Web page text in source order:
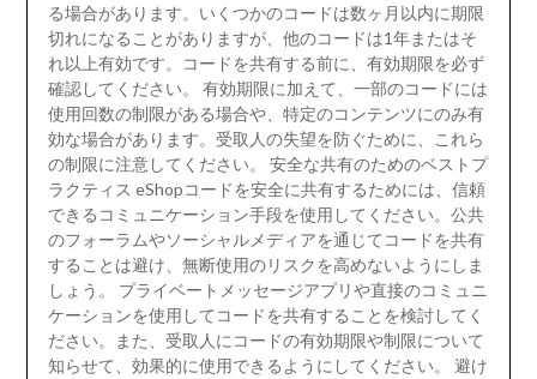
る場合があります。いくつかのコードは数ヶ月以内に期限
切れになることがありますが、他のコードは1年またはそ
れ以上有効です。コードを共有する前に、有効期限を必ず
確認してください。 有効期限に加えて、一部のコードには
使用回数の制限がある場合や、特定のコンテンツにのみ有
効な場合があります。受取人の失望を防ぐために、これら
の制限に注意してください。 安全な共有のためのベストプ
ラクティス eShopコードを安全に共有するためには、信頼
できるコミュニケーション手段を使用してください。公共
のフォーラムやソーシャルメディアを通じてコードを共有
することは避け、無断使用のリスクを高めないようにしま
しょう。 プライベートメッセージアプリや直接のコミュニ
ケーションを使用してコードを共有することを検討してく
ださい。また、受取人にコードの有効期限や制限について
知らせて、効果的に使用できるようにしてください。 避け